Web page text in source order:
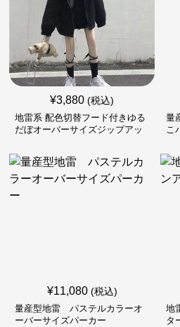
¥3,880 (税込)
地雷系 配色切替フード付きゆる
だぼオーバーサイズジップアッ
量
こ
¥11,080 (税込)
量産型地雷 パステルカラーオ
ーバーサイズパーカー
地
タ